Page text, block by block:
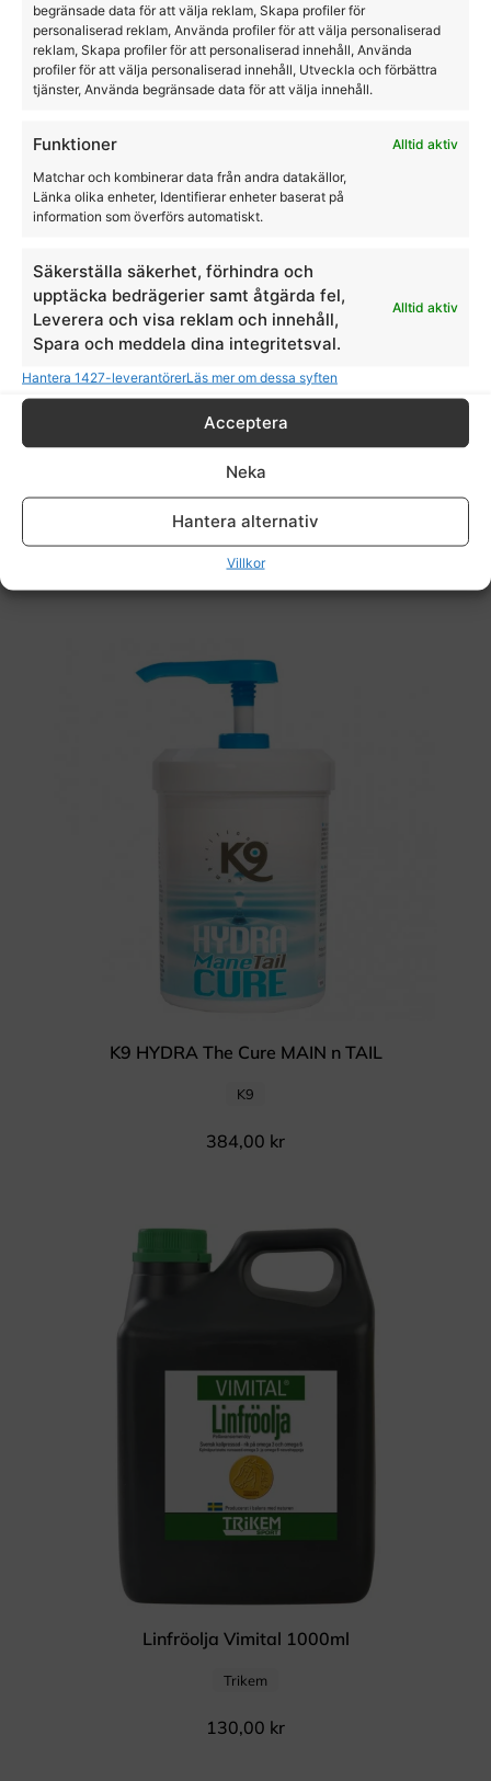
begränsade data för att välja reklam, Skapa profiler för
personaliserad reklam, Använda profiler för att välja personaliserad
reklam, Skapa profiler för att personaliserad innehåll, Använda
profiler för att välja personaliserad innehåll, Utveckla och förbättra
tjänster, Använda begränsade data för att välja innehåll.
Funktioner
Alltid aktiv
Matchar och kombinerar data från andra datakällor,
Länka olika enheter, Identifierar enheter baserat på
information som överförs automatiskt.
Säkerställa säkerhet, förhindra och
upptäcka bedrägerier samt åtgärda fel,
Leverera och visa reklam och innehåll,
Spara och meddela dina integritetsval.
Alltid aktiv
Hantera 1427-leverantörerLäs mer om dessa syften
Acceptera
Neka
Hantera alternativ
Villkor
Hästschampo Copper Tone K9
155,00kr
K9 HYDRA The Cure MAIN n TAIL
K9
384,00 kr
Linfröolja Vimital 1000ml
Trikem
130,00 kr